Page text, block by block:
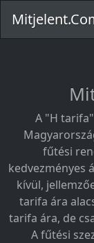
A "H
fűtési
kedvezményes
kívül,
tarifa ára
tarifa ára, de
A fűtési